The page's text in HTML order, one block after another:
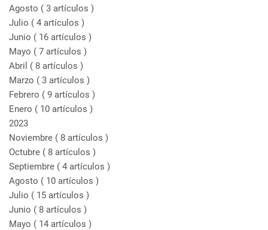
Agosto ( 3 artículos )
Julio ( 4 artículos )
Junio ( 16 artículos )
Mayo ( 7 artículos )
Abril ( 8 artículos )
Marzo ( 3 artículos )
Febrero ( 9 artículos )
Enero ( 10 artículos )
2023
Noviembre ( 8 artículos )
Octubre ( 8 artículos )
Septiembre ( 4 artículos )
Agosto ( 10 artículos )
Julio ( 15 artículos )
Junio ( 8 artículos )
Mayo ( 14 artículos )